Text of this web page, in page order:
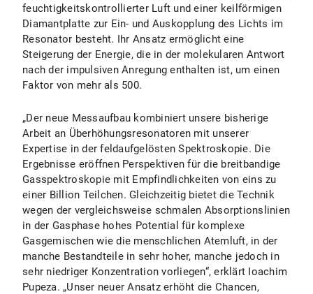
feuchtigkeitskontrollierter Luft und einer keilförmigen
Diamantplatte zur Ein- und Auskopplung des Lichts im
Resonator besteht. Ihr Ansatz ermöglicht eine
Steigerung der Energie, die in der molekularen Antwort
nach der impulsiven Anregung enthalten ist, um einen
Faktor von mehr als 500.
„Der neue Messaufbau kombiniert unsere bisherige
Arbeit an Überhöhungsresonatoren mit unserer
Expertise in der feldaufgelösten Spektroskopie. Die
Ergebnisse eröffnen Perspektiven für die breitbandige
Gasspektroskopie mit Empfindlichkeiten von eins zu
einer Billion Teilchen. Gleichzeitig bietet die Technik
wegen der vergleichsweise schmalen Absorptionslinien
in der Gasphase hohes Potential für komplexe
Gasgemischen wie die menschlichen Atemluft, in der
manche Bestandteile in sehr hoher, manche jedoch in
sehr niedriger Konzentration vorliegen“, erklärt Ioachim
Pupeza. „Unser neuer Ansatz erhöht die Chancen,